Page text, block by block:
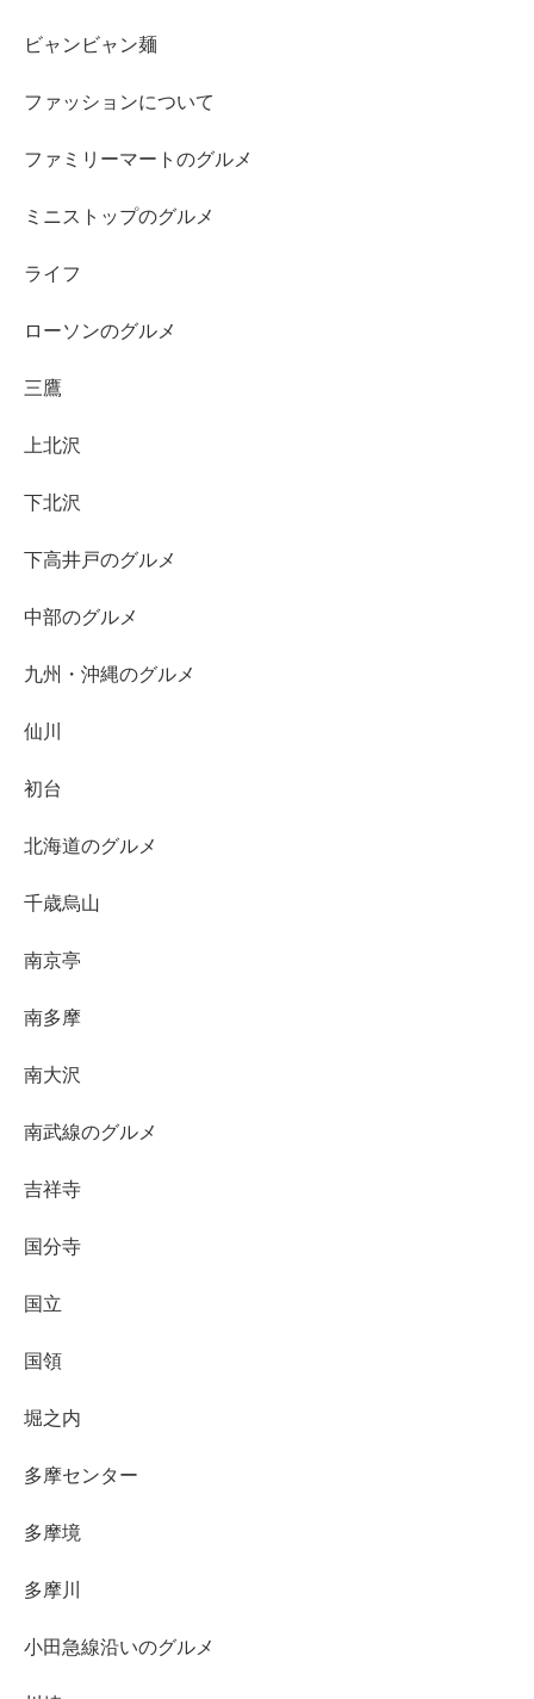
ビャンビャン麺
ファッションについて
ファミリーマートのグルメ
ミニストップのグルメ
ライフ
ローソンのグルメ
三鷹
上北沢
下北沢
下高井戸のグルメ
中部のグルメ
九州・沖縄のグルメ
仙川
初台
北海道のグルメ
千歳烏山
南京亭
南多摩
南大沢
南武線のグルメ
吉祥寺
国分寺
国立
国領
堀之内
多摩センター
多摩境
多摩川
小田急線沿いのグルメ